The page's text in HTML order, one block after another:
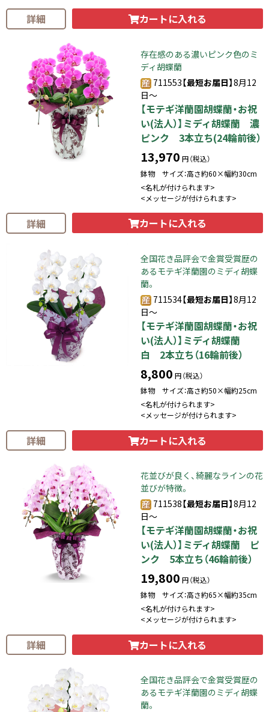
詳細 カートに入れる
存在感のある濃いピンク色のミ
ディ胡蝶蘭
711553【最短お届日】8月12
日～
【モテギ洋蘭園胡蝶蘭・お祝
い(法人）】ミディ胡蝶蘭 濃
ピンク 3本立ち(24輪前後）
13,970 円（税込）
鉢物 サイズ：高さ約60×幅約30cm
<名札が付けられます>
<メッセージが付けられます>
詳細 カートに入れる
全国花き品評会で金賞受賞歴の
あるモテギ洋蘭園のミディ胡蝶
蘭。
711534【最短お届日】8月12
日～
【モテギ洋蘭園胡蝶蘭・お祝
い(法人）】ミディ胡蝶蘭
白 2本立ち（16輪前後）
8,800 円（税込）
鉢物 サイズ：高さ約50×幅約25cm
<名札が付けられます>
<メッセージが付けられます>
詳細 カートに入れる
花並びが良く、綺麗なラインの花
並びが特徴。
711538【最短お届日】8月12
日～
【モテギ洋蘭園胡蝶蘭・お祝
い(法人）】ミディ胡蝶蘭 ピ
ンク 5本立ち（46輪前後）
19,800 円（税込）
鉢物 サイズ：高さ約65×幅約35cm
<名札が付けられます>
<メッセージが付けられます>
詳細 カートに入れる
全国花き品評会で金賞受賞歴の
あるモテギ洋蘭園のミディ胡蝶
蘭。